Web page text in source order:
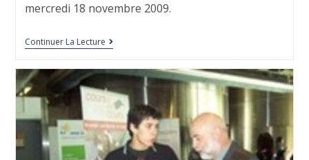
mercredi 18 novembre 2009.
Continuer La Lecture